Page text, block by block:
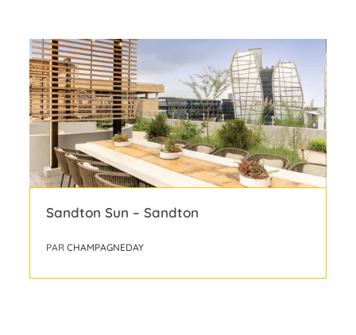
Sandton Sun – Sandton
PAR CHAMPAGNEDAY